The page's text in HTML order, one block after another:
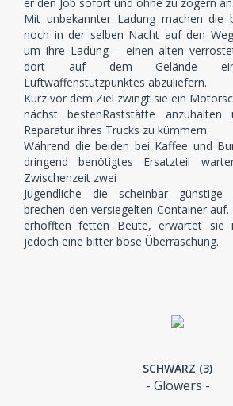
Mit unbekannter Ladung machen die
noch in der selben Nacht auf den
um ihre Ladung – einen alten
dort auf dem Gelände
Luftwaffenstützpunktes abzuliefern.
Kurz vor dem Ziel zwingt sie ein
nächst bestenRaststätte
Reparatur ihres Trucks zu kümmern.
Während die beiden bei Kaffee und
dringend benötigtes Ersatzteil
Zwischenzeit zwei
Jugendliche die scheinbar günstige
brechen den versiegelten Container
erhofften fetten Beute, erwartet sie
jedoch eine bitter böse Überraschung.
SCHWARZ (3)
- Glowers -